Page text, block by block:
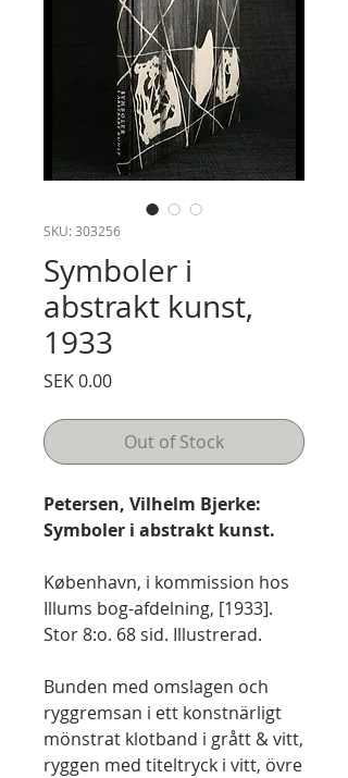
SKU: 303256
Symboler i
abstrakt kunst,
1933
SEK 0.00Price
Out of Stock
Petersen, Vilhelm Bjerke:
Symboler i abstrakt kunst.
København, i kommission hos
Illums bog-afdelning, [1933].
Stor 8:o. 68 sid. Illustrerad.
Bunden med omslagen och
ryggremsan i ett konstnärligt
mönstrat klotband i grått & vitt,
ryggen med titeltryck i vitt, övre